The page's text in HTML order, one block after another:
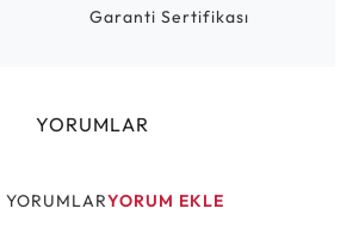
Garanti Sertifikası
YORUMLAR
YORUM EKLE